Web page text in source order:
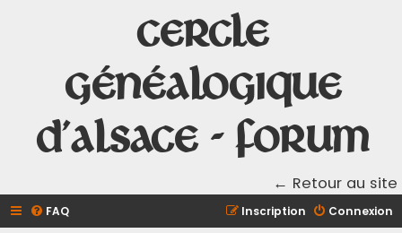
Cercle
Généalogique
d'Alsace - Forum
← Retour au site
FAQ Connexion
Inscription